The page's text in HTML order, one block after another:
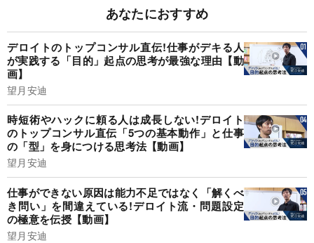
あなたにおすすめ
デロイトのトップコンサル直伝!仕事がデキる人
が実践する「目的」起点の思考が最強な理由【動
画】
望月安迪
時短術やハックに頼る人は成長しない!デロイト
のトップコンサル直伝「5つの基本動作」と仕事
の「型」を身につける思考法【動画】
望月安迪
仕事ができない原因は能力不足ではなく「解くべ
き問い」を間違えている!デロイト流・問題設定
の極意を伝授【動画】
望月安迪